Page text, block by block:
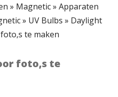
» Magnetic» Apparaten
» UV Bulbs » Daylight
te maken
foto,s te